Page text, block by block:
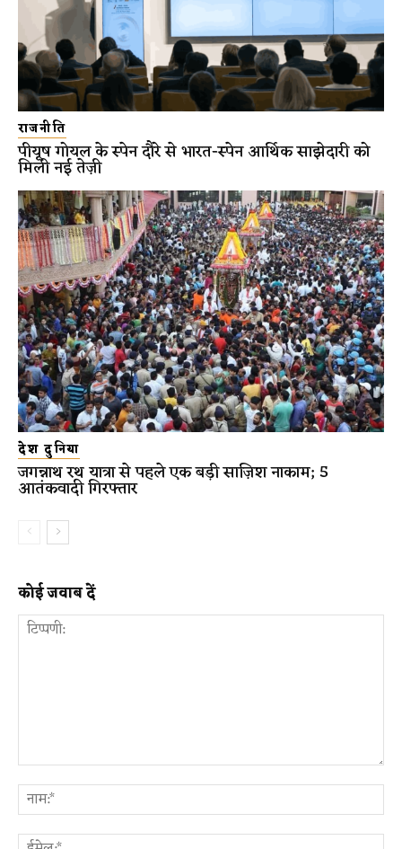
राजनीति
पीयूष गोयल के स्पेन दौरे से भारत-स्पेन आर्थिक साझेदारी को
मिली नई तेज़ी
देश दुनिया
जगन्नाथ रथ यात्रा से पहले एक बड़ी साज़िश नाकाम; 5
आतंकवादी गिरफ्तार
कोई जवाब दें